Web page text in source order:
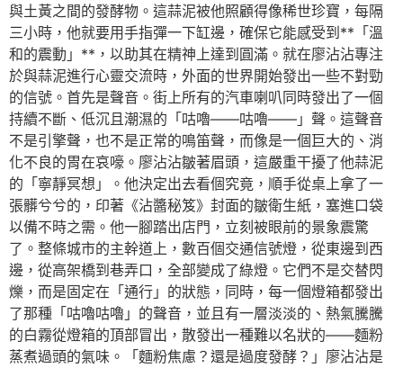
與土黃之間的發酵物。這蒜泥被他照顧得像稀世珍寶，每隔
三小時，他就要用手指彈一下缸邊，確保它能感受到**「溫
和的震動」**，以助其在精神上達到圓滿。就在廖沾沾專注
於與蒜泥進行心靈交流時，外面的世界開始發出一些不對勁
的信號。首先是聲音。街上所有的汽車喇叭同時發出了一個
持續不斷、低沉且潮濕的「咕嚕——咕嚕——」聲。這聲音
不是引擎聲，也不是正常的鳴笛聲，而像是一個巨大的、消
化不良的胃在哀嚎。廖沾沾皺著眉頭，這嚴重干擾了他蒜泥
的「寧靜冥想」。他決定出去看個究竟，順手從桌上拿了一
張髒兮兮的，印著《沾醬秘笈》封面的皺衛生紙，塞進口袋
以備不時之需。他一腳踏出店門，立刻被眼前的景象震驚
了。整條城市的主幹道上，數百個交通信號燈，從東邊到西
邊，從高架橋到巷弄口，全部變成了綠燈。它們不是交替閃
爍，而是固定在「通行」的狀態，同時，每一個燈箱都發出
了那種「咕嚕咕嚕」的聲音，並且有一層淡淡的、熱氣騰騰
的白霧從燈箱的頂部冒出，散發出一種難以名狀的——麵粉
蒸煮過頭的氣味。「麵粉焦慮？還是過度發酵？」廖沾沾是